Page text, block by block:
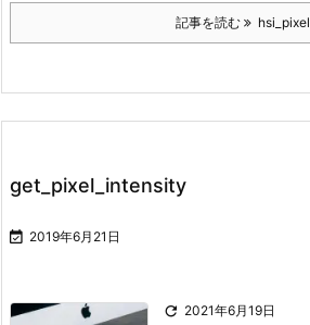
記事を読む hsi_pixel
get_pixel_intensity
 2019年6月21日
 2021年6月19日